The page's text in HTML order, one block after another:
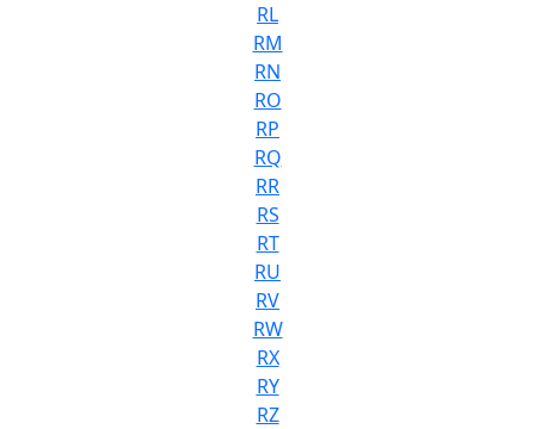
RL
RM
RN
RO
RP
RQ
RR
RS
RT
RU
RV
RW
RX
RY
RZ